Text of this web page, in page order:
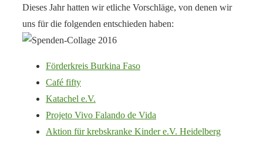
Dieses Jahr hatten wir etliche Vorschläge, von denen wir
uns für die folgenden entschieden haben:
Förderkreis Burkina Faso
Café fifty
Katachel e.V.
Projeto Vivo Falando de Vida
Aktion für krebskranke Kinder e.V. Heidelberg